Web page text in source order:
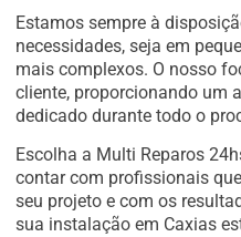
Estamos sempre à
necessidades, seja em
mais complexos. O nosso
cliente, proporcionando um
dedicado durante todo o
Escolha a Multi Reparos
contar com profissionais
seu projeto e com os
sua instalação em Caxias